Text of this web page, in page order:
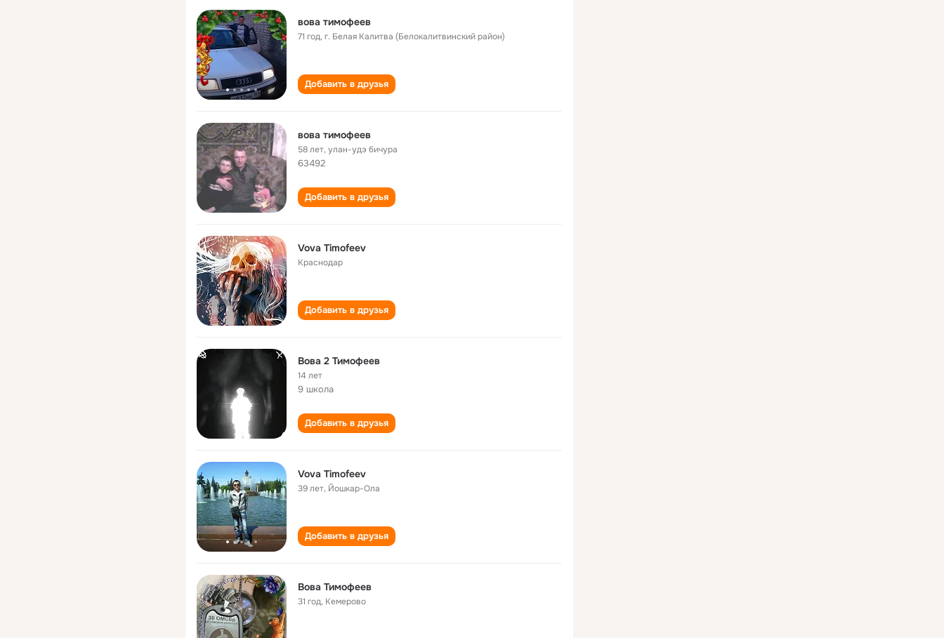
вова тимофеев
71 год,г. Белая Калитва (Белокалитвинский район)
Добавить в друзья
вова тимофеев
58 лет,улан-удэ бичура
63492
Добавить в друзья
Vova Timofeev
Краснодар
Добавить в друзья
Вова 2 Тимофеев
14 лет
9 школа
Добавить в друзья
Vova Timofeev
39 лет, Йошкар-Ола
Добавить в друзья
Вова Тимофеев
31 год, Кемерово